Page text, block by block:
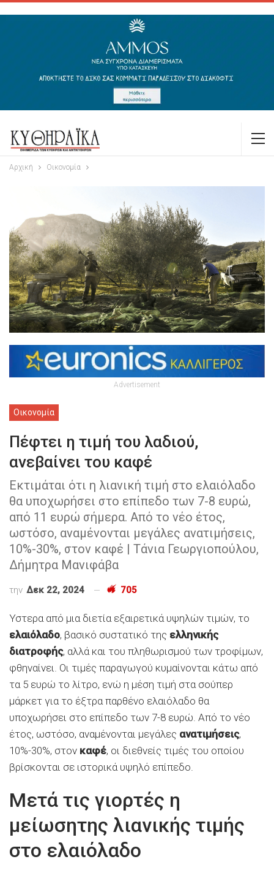
Αρχική Οικονομία
Advertisement
Οικονομία
Πέφτει η τιμή του λαδιού,
ανεβαίνει του καφέ
Εκτιμάται ότι η λιανική τιμή στο ελαιόλαδο
θα υποχωρήσει στο επίπεδο των 7-8 ευρώ,
από 11 ευρώ σήμερα. Από το νέο έτος,
ωστόσο, αναμένονται μεγάλες ανατιμήσεις,
10%-30%, στον καφέ | Τάνια Γεωργιοπούλου,
Δήμητρα Μανιφάβα
την Δεκ 22, 2024 705
Υστερα από μια διετία εξαιρετικά υψηλών τιμών, το
ελαιόλαδο, βασικό συστατικό της ελληνικής
διατροφής, αλλά και του πληθωρισμού των τροφίμων,
φθηναίνει. Οι τιμές παραγωγού κυμαίνονται κάτω από
τα 5 ευρώ το λίτρο, ενώ η μέση τιμή στα σούπερ
μάρκετ για το έξτρα παρθένο ελαιόλαδο θα
υποχωρήσει στο επίπεδο των 7-8 ευρώ. Από το νέο
έτος, ωστόσο, αναμένονται μεγάλες ανατιμήσεις,
10%-30%, στον καφέ, οι διεθνείς τιμές του οποίου
βρίσκονται σε ιστορικά υψηλό επίπεδο.
Μετά τις γιορτές η
μείωσητης λιανικής τιμής
στο ελαιόλαδο